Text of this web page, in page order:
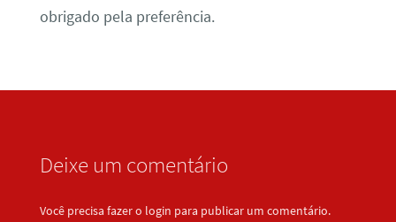
obrigado pela preferência.
Deixe um comentário
Você precisa fazer o login para publicar um comentário.